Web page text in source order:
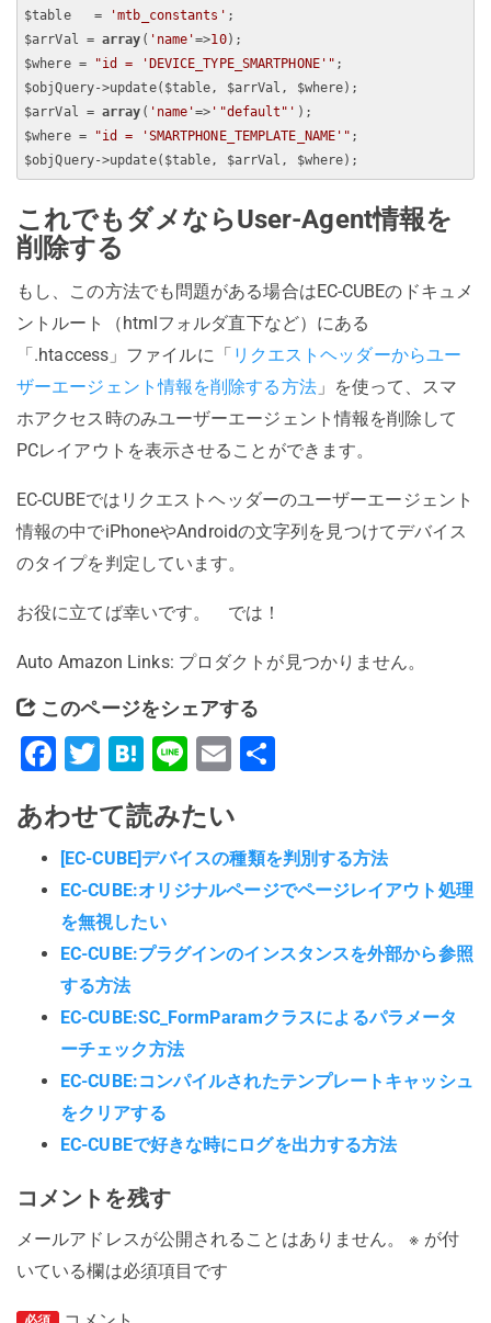
$table   =
'mtb_constants' ;
$arrVal = array ( 'name'=>10);
$where =
"id = 'DEVICE_TYPE_SMARTPHONE'" ;
$objQuery->update($table, $arrVal, $where);
$arrVal = array ( 'name'=> '"default"' );
$where =
"id = 'SMARTPHONE_TEMPLATE_NAME'" ;
これでもダメならUser-Agent情報を
削除する
もし、この方法でも問題がある場合はEC-CUBEのドキュメ
ントルート（htmlフォルダ直下など）にある
「.htaccess」ファイルに「 リクエストヘッダーからユー
ザーエージェント情報を削除する方法」を使って、スマ
ホアクセス時のみユーザーエージェント情報を削除して
PCレイアウトを表示させることができます。
EC-CUBEではリクエストヘッダーのユーザーエージェント
情報の中でiPhoneやAndroidの文字列を見つけてデバイス
のタイプを判定しています。
お役に立てば幸いです。 では！
Auto Amazon Links: プロダクトが見つかりません。
このページをシェアする
Facebook
Twitter
Hatena
LineEmail
あわせて読みたい
[EC-CUBE]デバイスの種類を判別する方法
EC-CUBE:オリジナルページでページレイアウト処理
を無視したい
EC-CUBE:プラグインのインスタンスを外部から参照
する方法
EC-CUBE:SC_FormParamクラスによるパラメータ
ーチェック方法
EC-CUBE:コンパイルされたテンプレートキャッシュ
をクリアする
EC-CUBEで好きな時にログを出力する方法
コメントを残す
メールアドレスが公開されることはありません。 ※ が付
いている欄は必須項目です